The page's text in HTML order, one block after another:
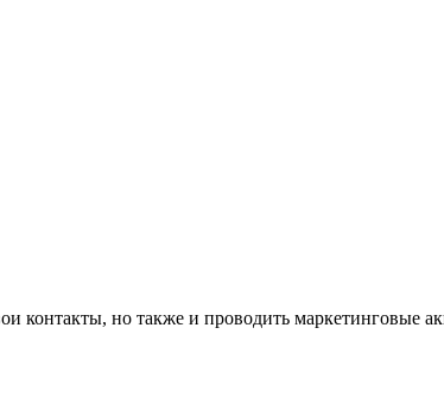
контакты, но также и проводить маркетинговые